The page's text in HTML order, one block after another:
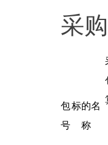
采
包
号
标的名
称